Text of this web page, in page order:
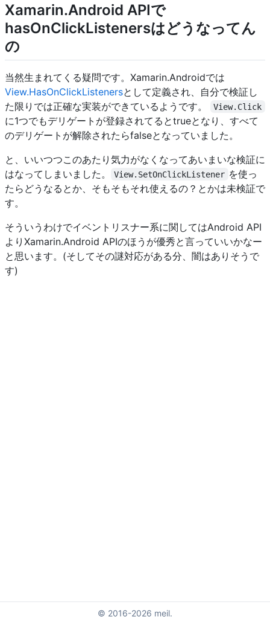
Xamarin.Android APIで
hasOnClickListenersはどうなってん
の
当然生まれてくる疑問です。Xamarin.Androidでは
View.HasOnClickListenersとして定義され、自分で検証し
た限りでは正確な実装ができているようです。
View.Click
に1つでもデリゲートが登録されてるとtrueとなり、すべて
のデリゲートが解除されたらfalseとなっていました。
と、いいつつこのあたり気力がなくなってあいまいな検証に
はなってしまいました。
View.SetOnClickListener を使っ
たらどうなるとか、そもそもそれ使えるの？とかは未検証で
す。
そういうわけでイベントリスナー系に関してはAndroid API
よりXamarin.Android APIのほうが優秀と言っていいかなー
と思います。(そしてその謎対応がある分、闇はありそうで
す)
© 2016-2026 meil.